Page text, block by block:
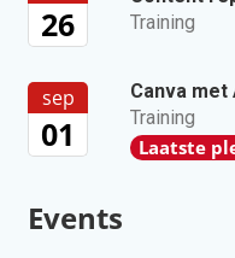
26
Training
sep
01
Canva met
Training
Laatste
Events